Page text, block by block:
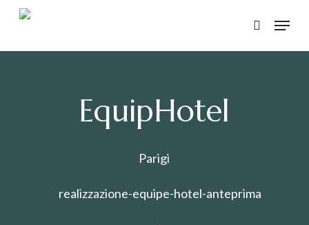
Skip
main
search
Menu
EquipHotel
Parigi